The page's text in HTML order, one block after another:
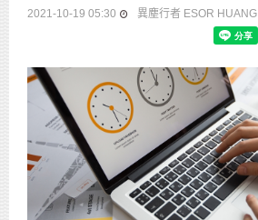
2021-10-19 05:30 異塵行者 ESOR HUANG